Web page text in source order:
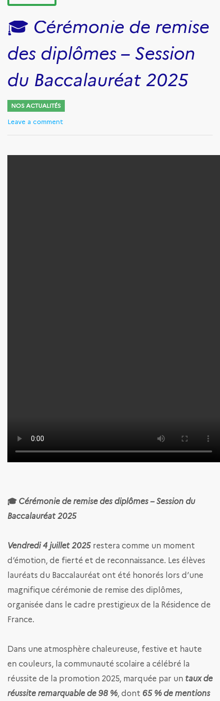
🎓 Cérémonie de remise
des diplômes – Session
du Baccalauréat 2025
NOS ACTUALITÉS
Leave a comment
🎓 Cérémonie de remise des diplômes – Session du
Baccalauréat 2025
Vendredi 4 juillet 2025 restera comme un moment
d’émotion, de fierté et de reconnaissance. Les élèves
lauréats du Baccalauréat ont été honorés lors d’une
magnifique cérémonie de remise des diplômes,
organisée dans le cadre prestigieux de la Résidence de
France.
Dans une atmosphère chaleureuse, festive et haute
en couleurs, la communauté scolaire a célébré la
réussite de la promotion 2025, marquée par un taux de
réussite remarquable de 98 %, dont 65 % de mentions